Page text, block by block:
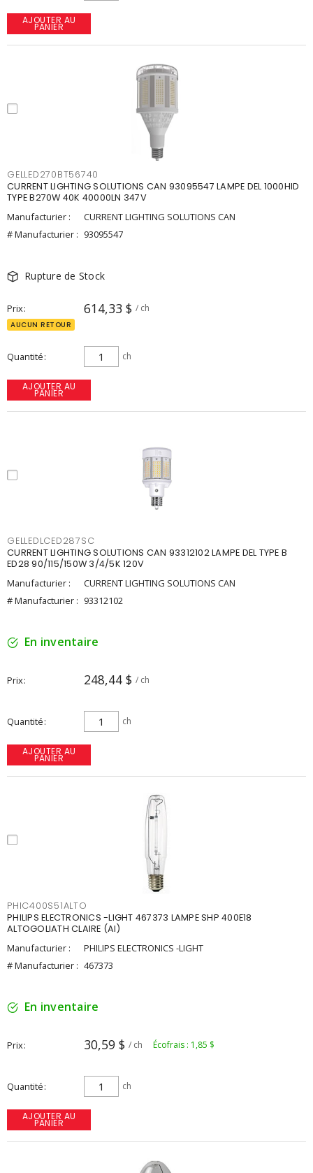
AJOUTER AU
PANIER
GELLED270BT56740
CURRENT LIGHTING SOLUTIONS CAN 93095547 LAMPE DEL 1000HID
TYPE B270W 40K 40000LN 347V
Manufacturier :
CURRENT LIGHTING SOLUTIONS CAN
# Manufacturier : 93095547
Rupture de Stock
Prix 614,33 $ / ch
AUCUN RETOUR
Quantité ch
AJOUTER AU
PANIER
GELLEDLCED287SC
CURRENT LIGHTING SOLUTIONS CAN 93312102 LAMPE DEL TYPE B
ED28 90/115/150W 3/4/5K 120V
Manufacturier :
CURRENT LIGHTING SOLUTIONS CAN
# Manufacturier : 93312102
En inventaire
Prix 248,44 $ / ch
Quantité ch
AJOUTER AU
PANIER
PHIC400S51ALTO
PHILIPS ELECTRONICS -LIGHT 467373 LAMPE SHP 400E18
ALTOGOLIATH CLAIRE (AI)
Manufacturier :
PHILIPS ELECTRONICS -LIGHT
# Manufacturier : 467373
En inventaire
Prix 30,59 $ / ch Écofrais : 1,85 $
Quantité ch
AJOUTER AU
PANIER